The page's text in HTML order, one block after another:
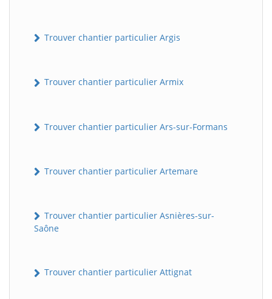
Trouver chantier particulier Argis
Trouver chantier particulier Armix
Trouver chantier particulier Ars-sur-Formans
Trouver chantier particulier Artemare
Trouver chantier particulier Asnières-sur-
Saône
Trouver chantier particulier Attignat